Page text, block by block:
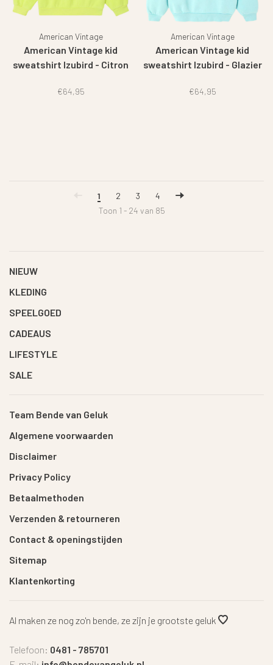
American Vintage
American Vintage kid
sweatshirt Izubird - Citron
€64,95
American Vintage
American Vintage kid
sweatshirt Izubird - Glazier
€64,95
1 2 3
4
Toon 1 - 24 van 85
NIEUW
KLEDING
SPEELGOED
CADEAUS
LIFESTYLE
SALE
Team Bende van Geluk
Algemene voorwaarden
Disclaimer
Privacy Policy
Betaalmethoden
Verzenden & retourneren
Contact & openingstijden
Sitemap
Klantenkorting
Al maken ze nog zo'n bende, ze zijn je grootste geluk
Telefoon: 0481 - 785701